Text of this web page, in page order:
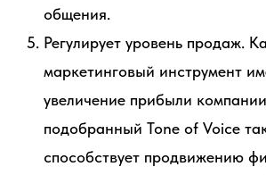
общения.
Регулирует уровень продаж.
маркетинговый инструмент
увеличение прибыли
подобранный Tone of Voice
способствует продвижению